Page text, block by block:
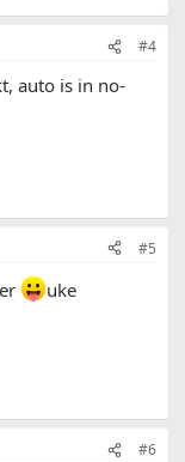
#4
auto is in no-
#5
uke
#6